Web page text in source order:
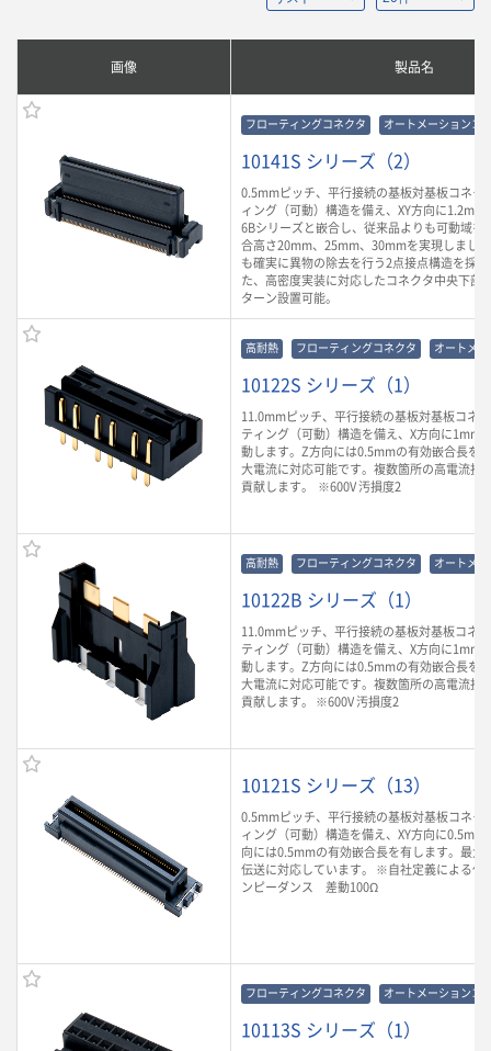
画像 製品名
フローティングコネクタ オートメーションコ
10141S シリーズ（2）
0.5mmピッチ、平行接続の基板対基板コネク
ィング（可動）構造を備え、XY方向に1.2mm
6Bシリーズと嵌合し、従来品よりも可動域を
合高さ20mm、25mm、30mmを実現しまし
も確実に異物の除去を行う2点接点構造を採
た、高密度実装に対応したコネクタ中央下部
ターン設置可能。
高耐熱 フローティングコネクタ オートメ
10122S シリーズ（1）
11.0mmピッチ、平行接続の基板対基板コネ
ティング（可動）構造を備え、X方向に1mm
動します。Z方向には0.5mmの有効嵌合長を
大電流に対応可能です。複数箇所の高電流接
貢献します。 ※600V 汚損度2
高耐熱 フローティングコネクタ オートメ
10122B シリーズ（1）
11.0mmピッチ、平行接続の基板対基板コネ
ティング（可動）構造を備え、X方向に1mm
動します。Z方向には0.5mmの有効嵌合長を
大電流に対応可能です。複数箇所の高電流接
貢献します。 ※600V 汚損度2
10121S シリーズ（13）
0.5mmピッチ、平行接続の基板対基板コネク
ィング（可動）構造を備え、XY方向に
向には0.5mmの有効嵌合長を有します。最
伝送に対応しています。 ※自社定義による代
ンピーダンス 差動100Ω
フローティングコネクタ オートメーションコ
10113S シリーズ（1）